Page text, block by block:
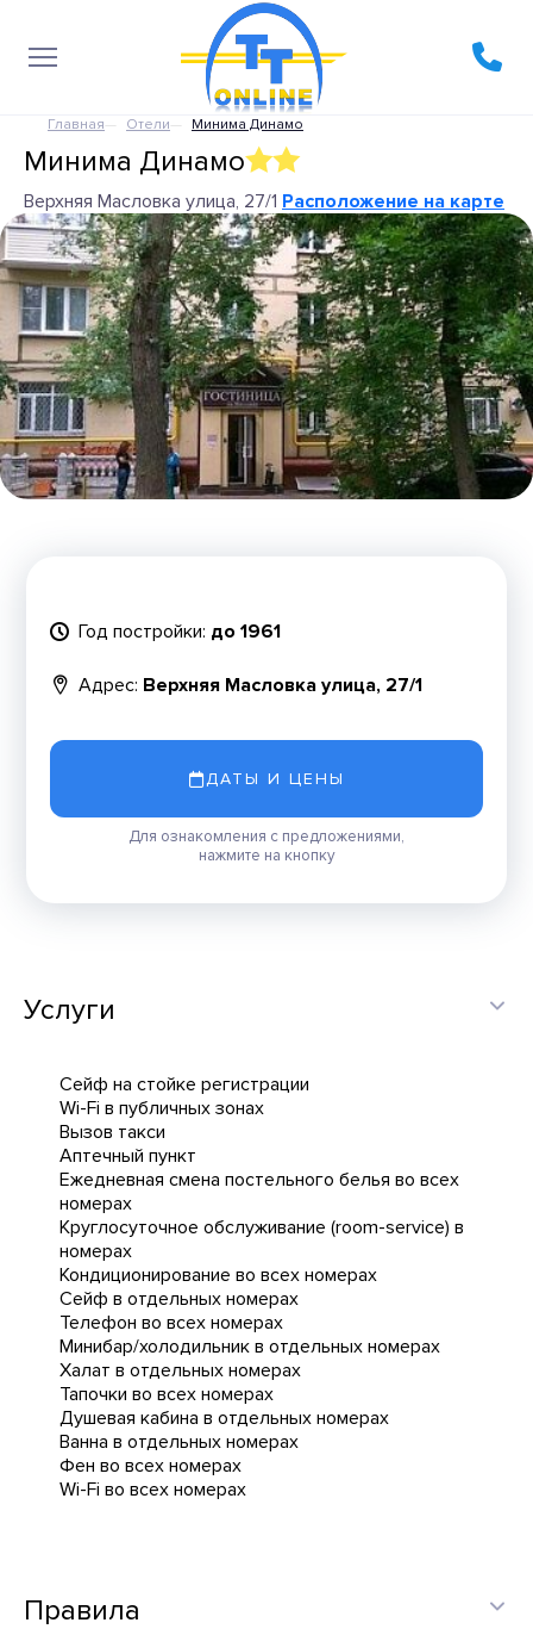
Главная Отели Минима Динамо
Минима Динамо
Верхняя Масловка улица, 27/1 Расположение на карте
Год постройки: до 1961
Адрес: Верхняя Масловка улица, 27/1
ДАТЫ И ЦЕНЫ
Для ознакомления с предложениями,
нажмите на кнопку
Услуги
Сейф на стойке регистрации
Wi-Fi в публичных зонах
Вызов такси
Аптечный пункт
Ежедневная cмена постельного белья во всех
номерах
Круглосуточное обслуживание (room-service) в
номерах
Кондиционирование во всех номерах
Сейф в отдельных номерах
Телефон во всех номерах
Минибар/холодильник в отдельных номерах
Халат в отдельных номерах
Тапочки во всех номерах
Душевая кабина в отдельных номерах
Ванна в отдельных номерах
Фен во всех номерах
Wi-Fi во всех номерах
Правила